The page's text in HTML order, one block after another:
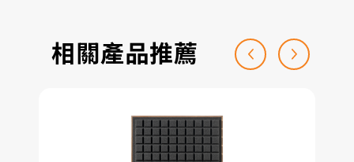
相關產品推薦